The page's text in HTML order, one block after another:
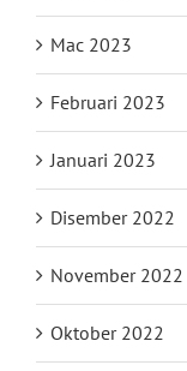
Mac 2023
Februari 2023
Januari 2023
Disember 2022
November 2022
Oktober 2022